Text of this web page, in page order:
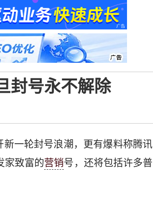
封号永不解除
新一轮封号浪潮，更有爆料称腾讯
家致富的营销号，还将包括许多普